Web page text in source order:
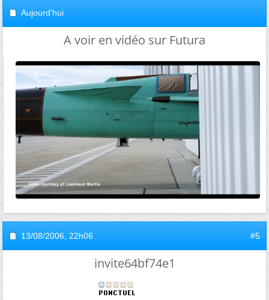
Aujourd'hui
A voir en vidéo sur Futura
13/08/2006, 22h06 #5
invite64bf74e1